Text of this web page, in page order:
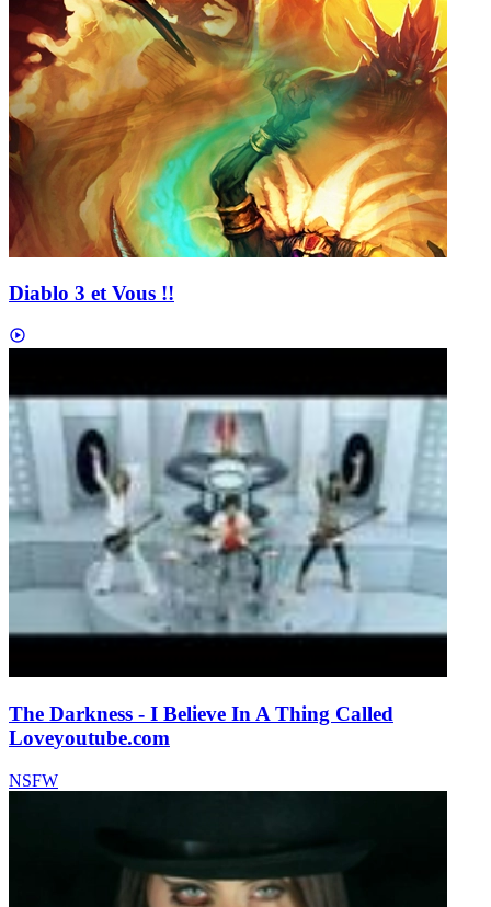
Diablo 3 et Vous !!
The Darkness - I Believe In A Thing Called
Loveyoutube.com
NSFW